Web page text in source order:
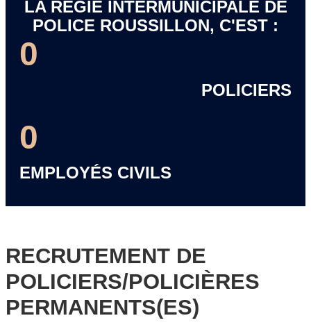
LA RÉGIE INTERMUNICIPALE DE
POLICE ROUSSILLON, C'EST :
0
POLICIERS
0
EMPLOYÉS CIVILS
RECRUTEMENT DE
POLICIERS/POLICIÈRES
PERMANENTS(ES)